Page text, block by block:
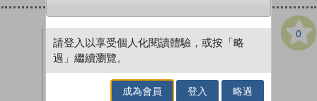
0
請登入以享受個人化閱讀體驗，或按「略
過」繼續瀏覽。
成為會員 登入 略過